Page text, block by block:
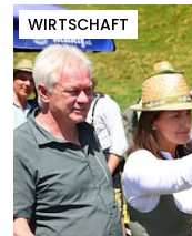
WIRTSCHAFT